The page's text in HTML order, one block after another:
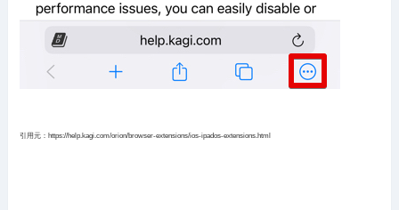
引用元：https://help.kagi.com/orion/browser-extensions/ios-ipados-extensions.html